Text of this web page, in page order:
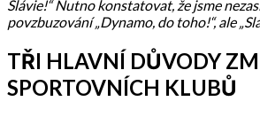
Slávie!“ Nutno konstatovat, že jsme
povzbuzování „Dynamo, do toho!“, ale
TŘI HLAVNÍ DŮVODY
SPORTOVNÍCH KLUBŮ